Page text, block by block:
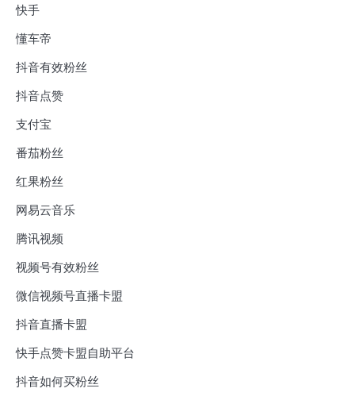
快手
懂车帝
抖音有效粉丝
抖音点赞
支付宝
番茄粉丝
红果粉丝
网易云音乐
腾讯视频
视频号有效粉丝
微信视频号直播卡盟
抖音直播卡盟
快手点赞卡盟自助平台
抖音如何买粉丝